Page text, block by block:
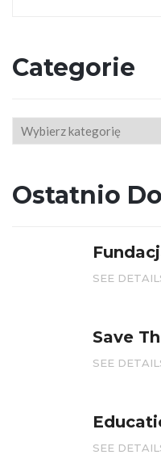
Categorie
Categorie
Ostatnio
SEE
Save
SEE
SEE